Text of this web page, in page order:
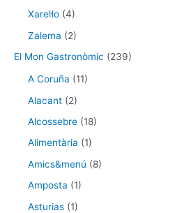
Xarel·lo (4)
Zalema (2)
El Mon Gastronòmic (239)
A Coruña (11)
Alacant (2)
Alcossebre (18)
Alimentària (1)
Amics&menú (8)
Amposta (1)
Asturias (1)